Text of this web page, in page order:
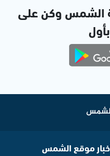
الشمس وكن على
موقع الشمس